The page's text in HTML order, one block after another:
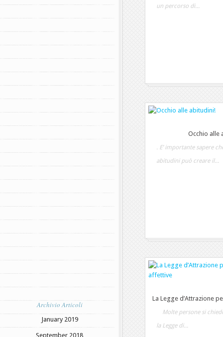
Archivio Articoli
January 2019
September 2018
un percorso di...
Occhio alle
. E’ importante sapere
abitudini può creare il...
La Legge d’Attrazione
Molte persone si
la Legge di...